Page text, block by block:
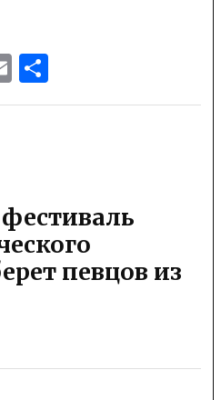
Email
певцов из